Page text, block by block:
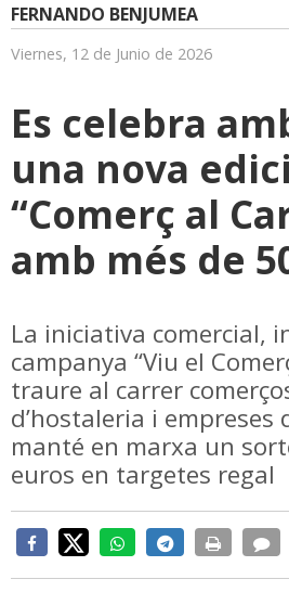
FERNANDO BENJUMEA
Viernes, 12 de Junio de 2026
Es celebra
una nova
“Comerç al
amb més de
La iniciativa comercial,
campanya “Viu el
traure al carrer
d’hostaleria i empreses
manté en marxa un
euros en targetes regal